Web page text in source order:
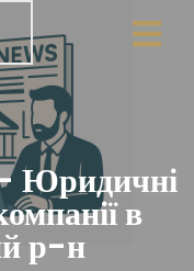
Юридичні
в
р-н